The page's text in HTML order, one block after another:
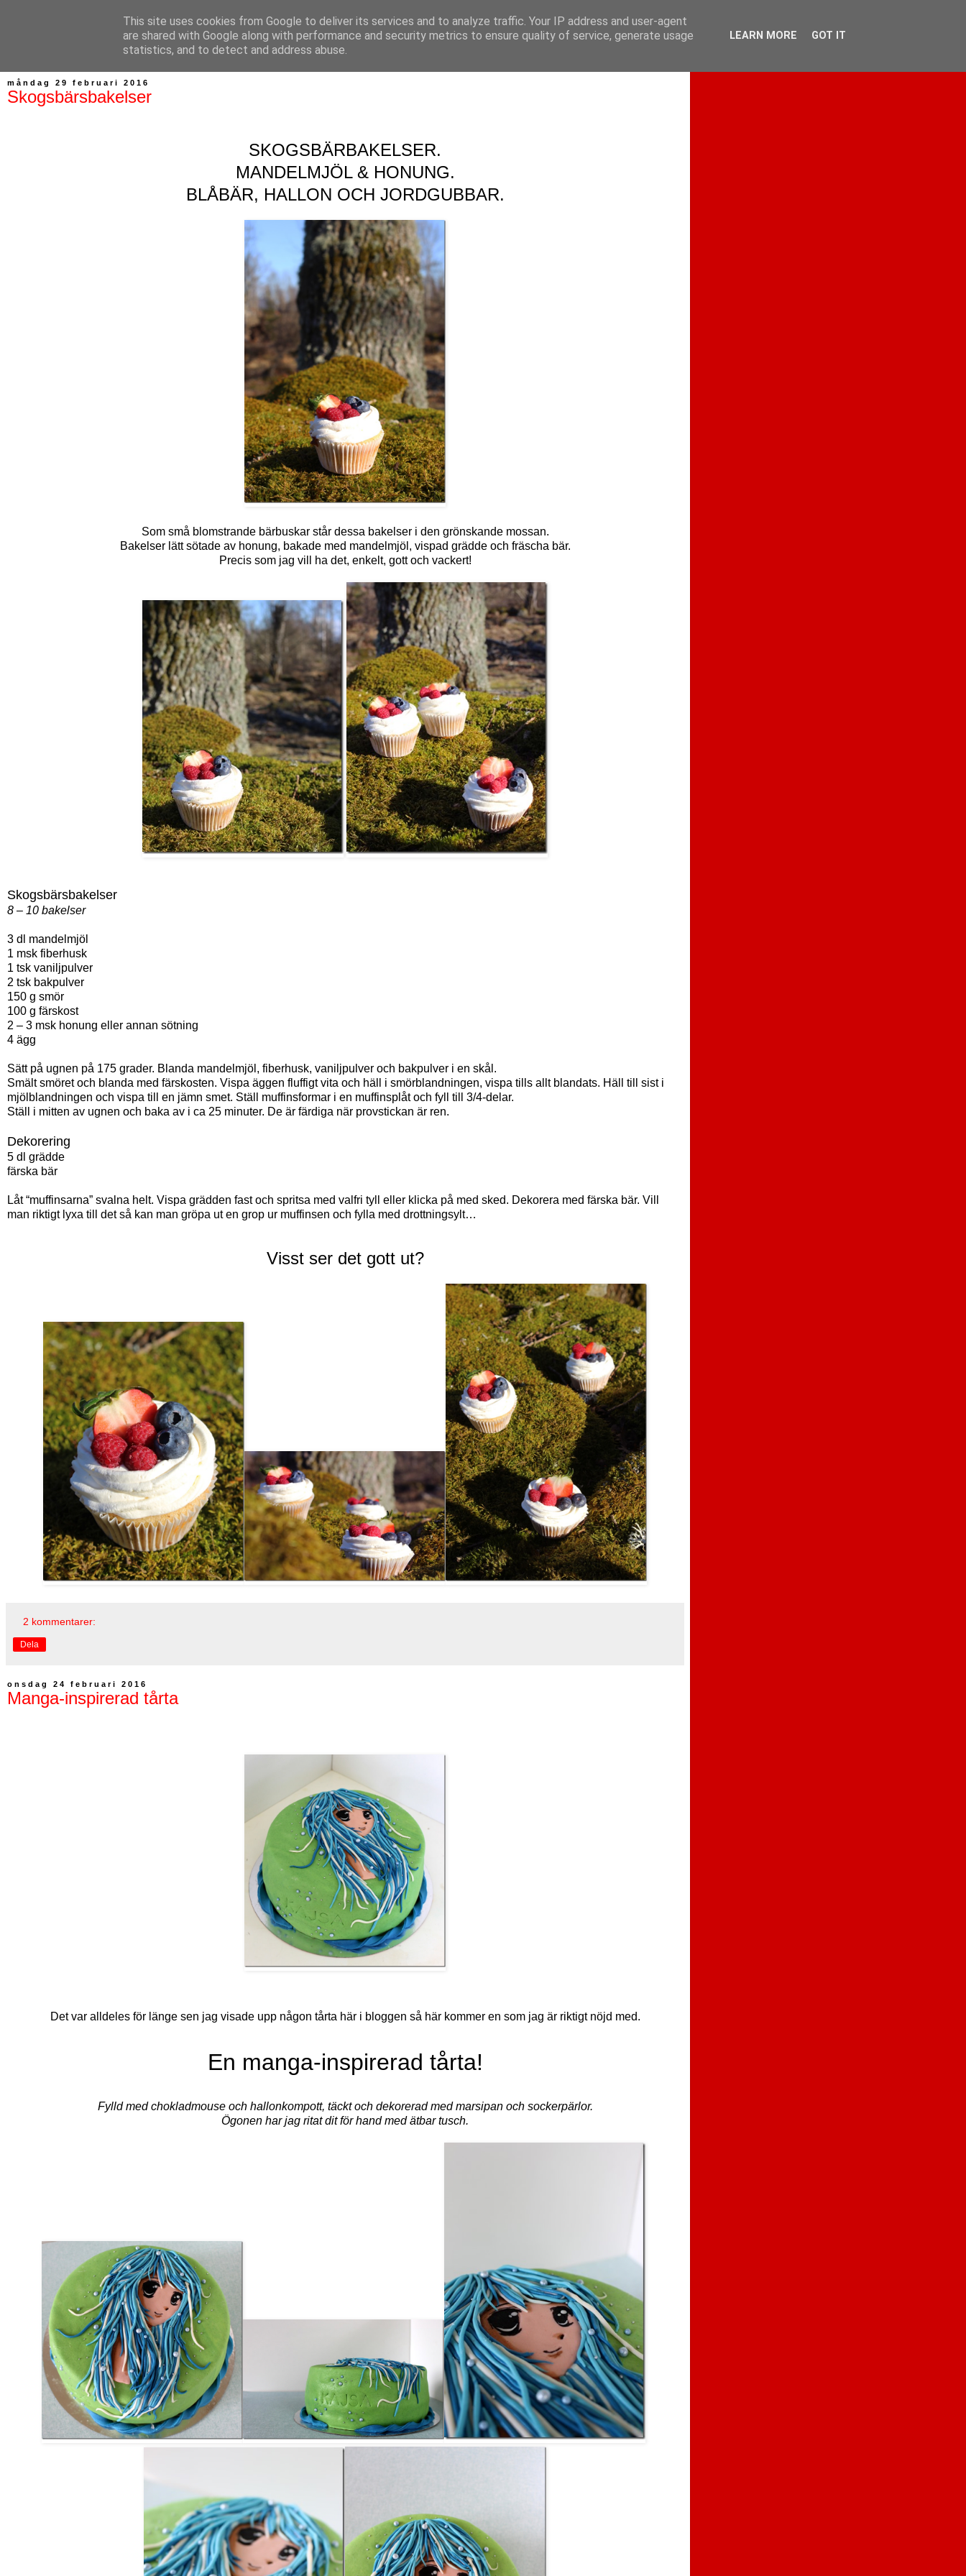
Bagerskan
måndag 29 februari 2016
Skogsbärsbakelser
SKOGSBÄRBAKELSER.
MANDELMJÖL & HONUNG.
BLÅBÄR, HALLON OCH JORDGUBBAR.
Som små blomstrande bärbuskar står dessa bakelser i den grönskande mossan.
Bakelser lätt sötade av honung, bakade med mandelmjöl, vispad grädde och fräscha bär.
Precis som jag vill ha det, enkelt, gott och vackert!
Skogsbärsbakelser
8 – 10 bakelser
3 dl mandelmjöl
1 msk fiberhusk
1 tsk vaniljpulver
2 tsk bakpulver
150 g smör
100 g färskost
2 – 3 msk honung eller annan sötning
4 ägg
Sätt på ugnen på 175 grader. Blanda mandelmjöl, fiberhusk, vaniljpulver och bakpulver i en skål.
Smält smöret och blanda med färskosten. Vispa äggen fluffigt vita och häll i smörblandningen, vispa tills allt blandats. Häll till sist i
mjölblandningen och vispa till en jämn smet. Ställ muffinsformar i en muffinsplåt och fyll till 3/4-delar.
Ställ i mitten av ugnen och baka av i ca 25 minuter. De är färdiga när provstickan är ren.
Dekorering
5 dl grädde
färska bär
Låt “muffinsarna” svalna helt. Vispa grädden fast och spritsa med valfri tyll eller klicka på med sked. Dekorera med färska bär. Vill
man riktigt lyxa till det så kan man gröpa ut en grop ur muffinsen och fylla med drottningsylt…
Visst ser det gott ut?
2 kommentarer:
Dela
onsdag 24 februari 2016
Manga-inspirerad tårta
Det var alldeles för länge sen jag visade upp någon tårta här i bloggen så här kommer en som jag är riktigt nöjd med.
En manga-inspirerad tårta!
Fylld med chokladmouse och hallonkompott, täckt och dekorerad med marsipan och sockerpärlor.
Ögonen har jag ritat dit för hand med ätbar tusch.
This site uses cookies from Google to deliver its services and to analyze traffic. Your IP address and user-agent
are shared with Google along with performance and security metrics to ensure quality of service, generate usage
statistics, and to detect and address abuse.
LEARN MORE GOT IT